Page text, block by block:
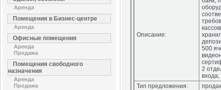
Аренда
Помещения в Бизнес-центре
Аренда
Офисные помещения
Аренда
Продажа
Помещения свободного
назначения
Аренда
Продажа
Описание:
500
2
входа,
Тип предложения: